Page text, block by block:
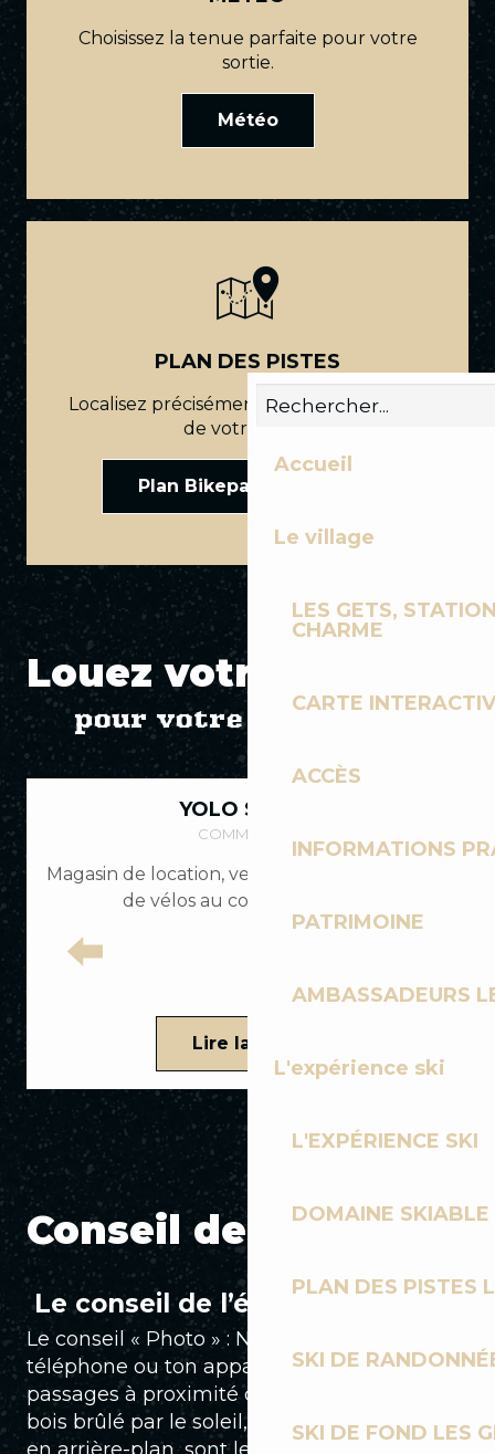
Accueil
Le village
LES GETS,
CHARME
CARTE
ACCÈS
INFORMATIONS
PATRIMOINE
AMBASSADEURS
L'expérience ski
L'EXPÉRIENCE SKI
DOMAINE SKIABLE
PLAN DES PISTES
SKI DE
SKI DE FOND LES
Choisissez la tenue parfaite pour votre
sortie.
Météo
PLAN DES PISTES
Localisez précisément le point de départ
de votre tracé.
Plan Bikepark Les Gets
Louez votre matériel
pour votre randonnée
YOLO STORE
COMMERCES
Magasin de location, vente et atelier de skis et
de vélos au coeur du village
Lire la suite
Conseil de l'expert
Le conseil de l’équipe
Le conseil « Photo » : Ne range pas ton
téléphone ou ton appareil trop loin ! Les
passages à proximité des vieux chalets en
bois brûlé par le soleil, avec le Mont-Blanc